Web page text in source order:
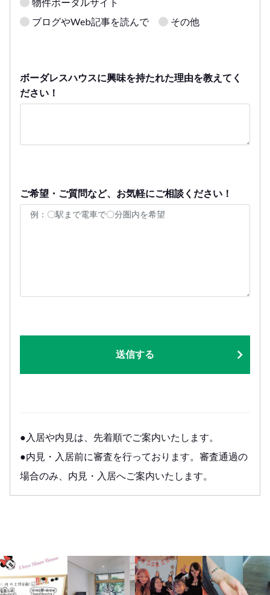
ブログやWeb記事を読んで
その他
ボーダレスハウスに興味を持たれた理由を教えてく
ださい！
ご希望・ご質問など、お気軽にご相談ください！
送信する
●入居や内見は、先着順でご案内いたします。
●内見・入居前に審査を行っております。審査通過の
場合のみ、内見・入居へご案内いたします。